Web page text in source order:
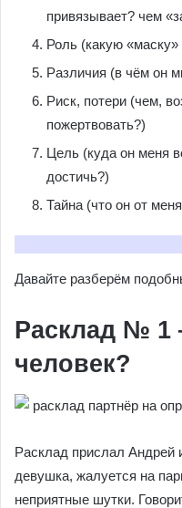
привязывает? чем
Роль (какую
Различия (в чём он
Риск, потери (чем,
пожертвовать?)
Цель (куда он меня
достичь?)
Тайна (что он от
Давайте разберём
Расклад № 1
человек?
Расклад прислал Андрей
девушка, жалуется на
неприятные шутки.